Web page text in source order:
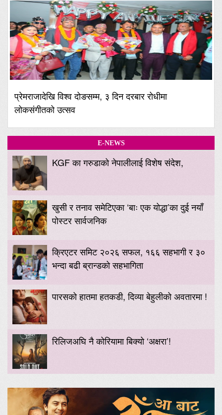
प्रेमराजादेखि विश्व दोङसम्म, ३ दिन दरबार रोधीमा
लोकसंगीतको उत्सव
E-NEWS
KGF का गरुडाको नेपालीलाई विशेष संदेश,
खुसी र तनाव समेटिएका ‘बाः एक योद्धा’का दुई नयाँ
पोस्टर सार्वजनिक
क्रिएटर समिट २०२६ सफल, १६६ सहभागी र ३०
भन्दा बढी ब्रान्डको सहभागिता
पारसको हातमा हतकडी, दिव्या बेहुलीको अवतारमा !
रिलिजअघि नै कोरियामा बिक्यो ‘अक्षरा’!